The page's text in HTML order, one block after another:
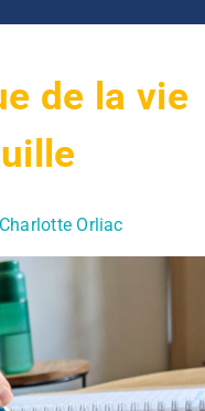
de la vie
Orliac